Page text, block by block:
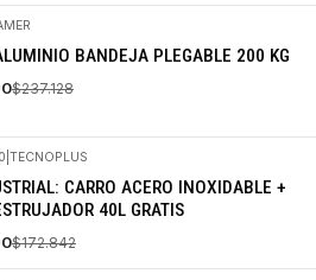
BANDEJA PLEGABLE 200 KG
$237.128
TECNOPLUS
CARRO ACERO INOXIDABLE +
40L GRATIS
$172.842